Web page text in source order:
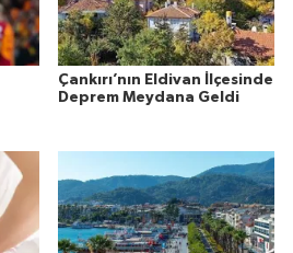
Çankırı’nın Eldivan İlçesinde
Deprem Meydana Geldi